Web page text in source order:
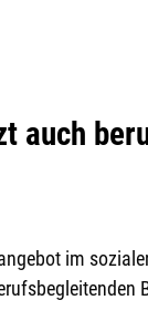
auch
im